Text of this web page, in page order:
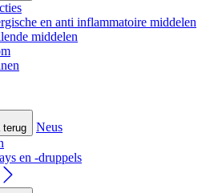
en anti inflammatoire middelen
middelen
terug
Neus
en -druppels